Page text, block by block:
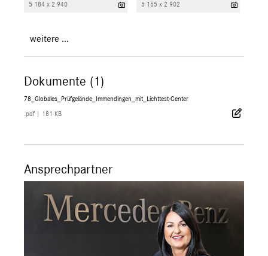
5 184 x 2 940 5 165 x 2 902
weitere ...
Dokumente (1)
78_Globales_Prüfgelände_Immendingen_mit_Lichttest-Center
.pdf 181 KB
Ansprechpartner